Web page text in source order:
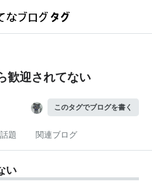
歓迎されてない
このタグでブログを書く
題 関連ブログ
い